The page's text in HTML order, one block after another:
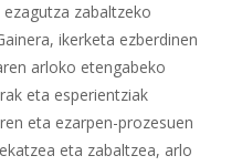
zabaltzeko
ikerketa ezberdinen
arloko etengabeko
eta esperientziak
eta ezarpen-prozesuen
eta zabaltzea, arlo